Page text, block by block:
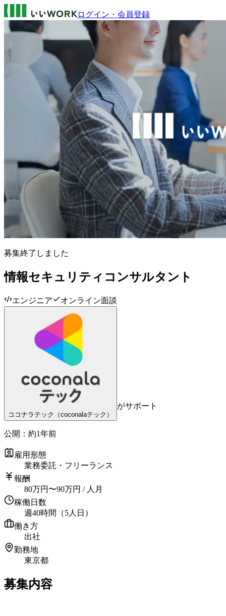
ログイン・会員登録
募集終了しました
情報セキュリティコンサルタント
エンジニア オンライン面談
ココナラテック（coconalaテック）
がサポート
公開： 約1年前
雇用形態
業務委託・フリーランス
報酬
80万円 〜90万円 / 人月
稼働日数
週40時間（5人日）
働き方
出社
勤務地
東京都
募集内容